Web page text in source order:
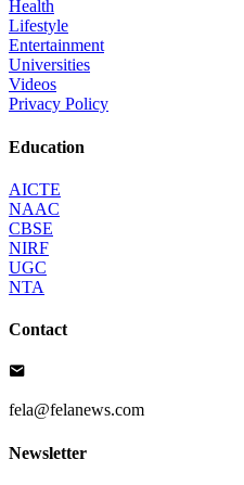
Health
Lifestyle
Entertainment
Universities
Videos
Privacy Policy
Education
AICTE
NAAC
CBSE
NIRF
UGC
NTA
Contact
fela@felanews.com
Newsletter